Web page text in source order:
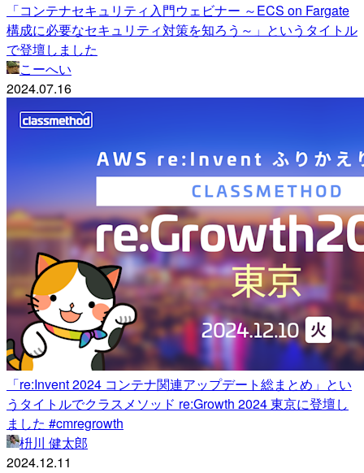
「コンテナセキュリティ入門ウェビナー ～ECS on Fargate
構成に必要なセキュリティ対策を知ろう～」というタイトル
で登壇しました
こーへい
2024.07.16
「re:Invent 2024 コンテナ関連アップデート総まとめ」とい
うタイトルでクラスメソッド re:Growth 2024 東京に登壇し
ました #cmregrowth
枡川 健太郎
2024.12.11